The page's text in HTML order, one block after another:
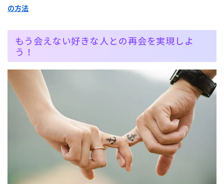
の方法
もう会えない好きな人との再会を実現しよ
う！